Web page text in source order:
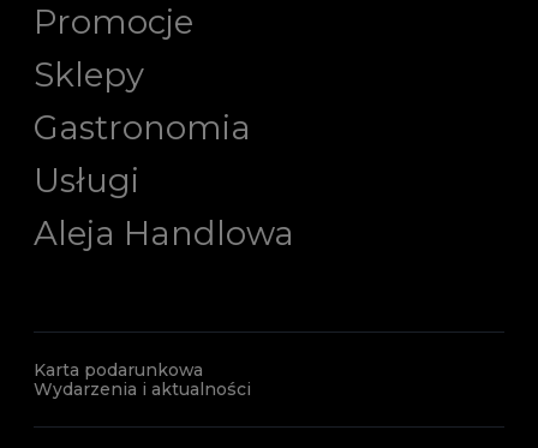
Promocje
Sklepy
Gastronomia
Usługi
Aleja Handlowa
Karta podarunkowa
Wydarzenia i aktualności